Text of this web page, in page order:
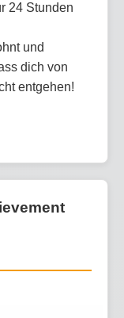
24 Stunden
und
dich von
entgehen!